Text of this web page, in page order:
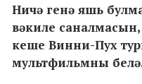
Ничә генә яшь
вәкиле
кеше Винни-Пух
мультфильмны